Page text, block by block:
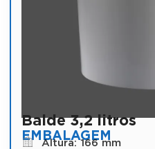
Balde 3,2 litros
EMBALAGEM
Altura: 166 mm